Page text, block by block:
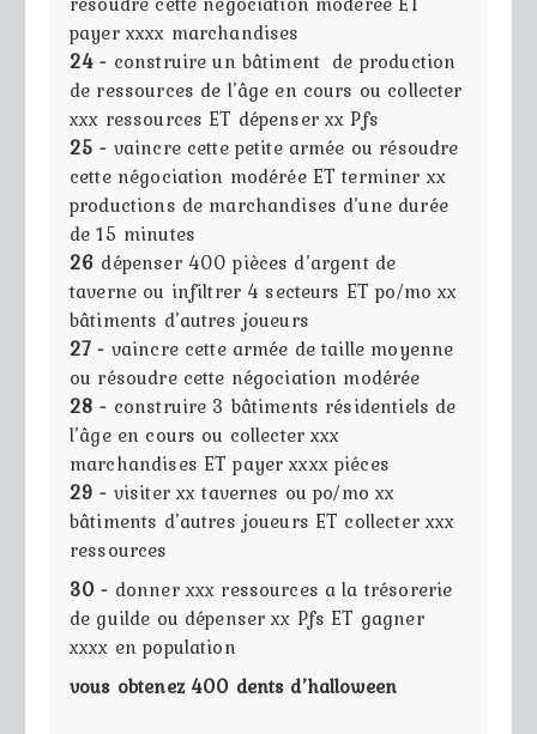
payer xxxx marchandises
24 - construire un bâtiment de production
de ressources de l’âge en cours ou collecter
xxx ressources ET dépenser xx Pfs
25 - vaincre cette petite armée ou résoudre
cette négociation modérée ET terminer xx
productions de marchandises d’une durée
de 15 minutes
26 dépenser 400 pièces d’argent de
taverne ou infiltrer 4 secteurs ET po/mo xx
bâtiments d’autres joueurs
27 - vaincre cette armée de taille moyenne
ou résoudre cette négociation modérée
28 - construire 3 bâtiments résidentiels de
l’âge en cours ou collecter xxx
marchandises ET payer xxxx piéces
29 - visiter xx tavernes ou po/mo xx
bâtiments d’autres joueurs ET collecter xxx
ressources
30 - donner xxx ressources a la trésorerie
de guilde ou dépenser xx Pfs ET gagner
xxxx en population
vous obtenez 400 dents d’halloween